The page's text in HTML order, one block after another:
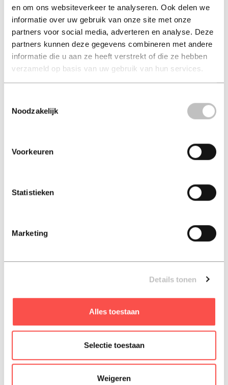
en om ons websiteverkeer te analyseren. Ook delen we
informatie over uw gebruik van onze site met onze
partners voor social media, adverteren en analyse. Deze
partners kunnen deze gegevens combineren met andere
informatie die u aan ze heeft verstrekt of die ze hebben
verzameld op basis van uw gebruik van hun services.
Noodzakelijk
Voorkeuren
Statistieken
Marketing
Details tonen
Alles toestaan
Selectie toestaan
Weigeren
Precipice
robert harris
€ 14,99
Paperback - 2025 - Engels
All Quiet on the
Western Front
erich maria remarque
€ 14,99
Paperback - 2024 - Engels
richard flanagan
€ 14,99 € 14,99